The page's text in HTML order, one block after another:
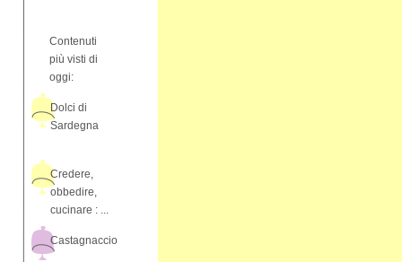
Contenuti
più visti di
oggi:
Dolci di
Sardegna
Credere,
obbedire,
cucinare : ...
Castagnaccio